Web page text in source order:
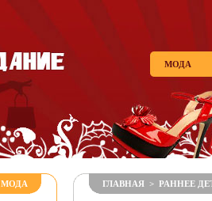
МОДА
МОДА ГЛАВНАЯ > РАННЕЕ